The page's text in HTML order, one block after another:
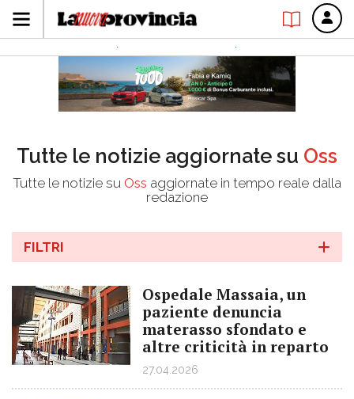
Tutte le notizie aggiornate su Oss
Tutte le notizie su Oss aggiornate in tempo reale dalla
redazione
FILTRI
Ospedale Massaia, un
paziente denuncia
materasso sfondato e
altre criticità in reparto
27.04.2026